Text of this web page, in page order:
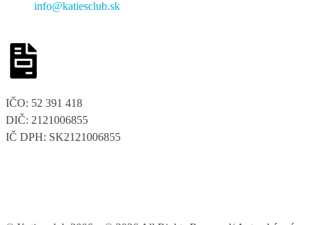
info@katiesclub.sk
IČO: 52 391 418
DIČ: 2121006855
IČ DPH: SK2121006855